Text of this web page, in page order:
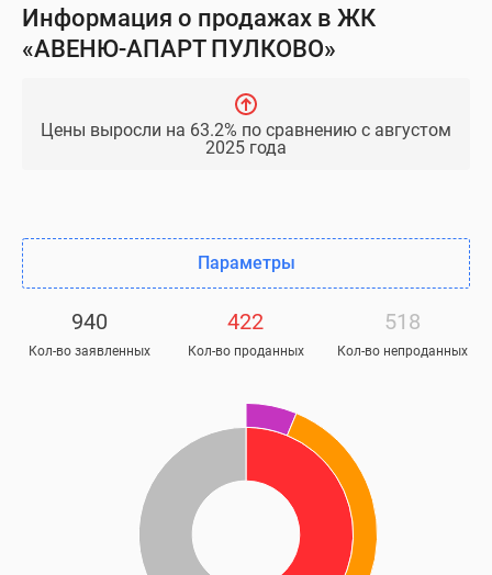
Информация о продажах в ЖК
«АВЕНЮ-АПАРТ ПУЛКОВО»
Цены выросли на 63.2% по сравнению с августом
2025 года
Параметры
940
Кол-во заявленных
422
Кол-во проданных
518
Кол-во непроданных